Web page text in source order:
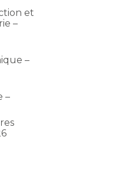
et
–
–
–